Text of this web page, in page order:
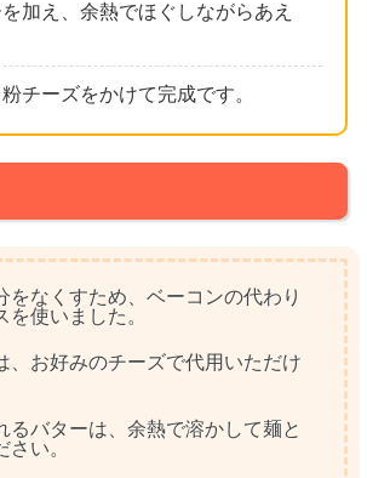
加え、余熱でほぐしながらあえ
チーズをかけて完成です。
をなくすため、ベーコンの代わり
を使いました。
、お好みのチーズで代用いただけ
るバターは、余熱で溶かして麺と
さい。